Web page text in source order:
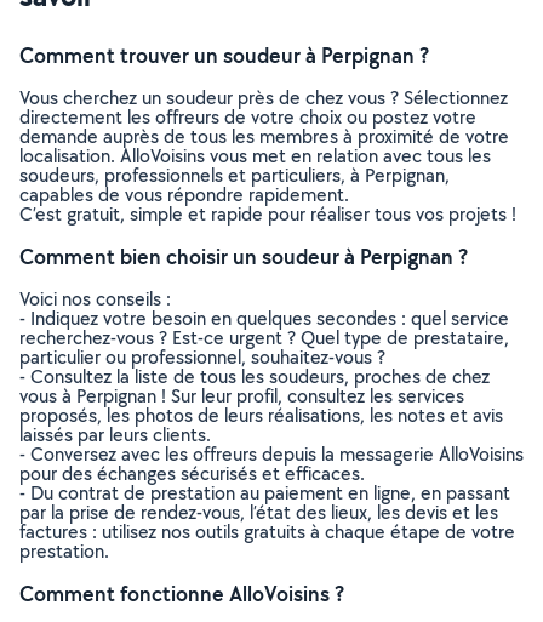
Comment trouver un soudeur à Perpignan ?
Vous cherchez un soudeur près de chez vous ? Sélectionnez
directement les offreurs de votre choix ou postez votre
demande auprès de tous les membres à proximité de votre
localisation. AlloVoisins vous met en relation avec tous les
soudeurs, professionnels et particuliers, à Perpignan,
capables de vous répondre rapidement.
C’est gratuit, simple et rapide pour réaliser tous vos projets !
Comment bien choisir un soudeur à Perpignan ?
Voici nos conseils :
- Indiquez votre besoin en quelques secondes : quel service
recherchez-vous ? Est-ce urgent ? Quel type de prestataire,
particulier ou professionnel, souhaitez-vous ?
- Consultez la liste de tous les soudeurs, proches de chez
vous à Perpignan ! Sur leur profil, consultez les services
proposés, les photos de leurs réalisations, les notes et avis
laissés par leurs clients.
- Conversez avec les offreurs depuis la messagerie AlloVoisins
pour des échanges sécurisés et efficaces.
- Du contrat de prestation au paiement en ligne, en passant
par la prise de rendez-vous, l’état des lieux, les devis et les
factures : utilisez nos outils gratuits à chaque étape de votre
prestation.
Comment fonctionne AlloVoisins ?